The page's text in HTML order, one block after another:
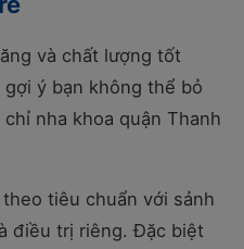
và chất lượng tốt
gợi ý bạn không thể bỏ
nha khoa quận Thanh
tiêu chuẩn với sảnh
điều trị riêng. Đặc biệt